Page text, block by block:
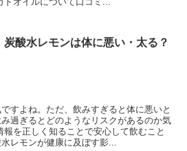
炭酸水レモンは体に悪い・太る？
すよね。ただ、飲みすぎると体に悪いと
過ぎるとどのようなリスクがあるのか気
を正しく知ることで安心して飲むこと
レモンが健康に及ぼす影...